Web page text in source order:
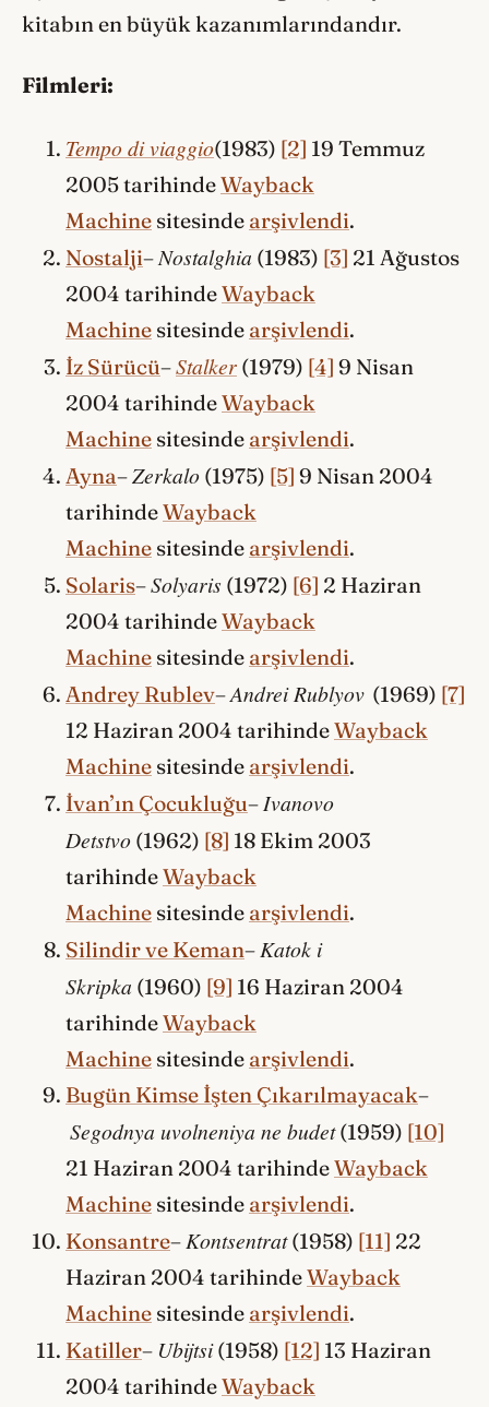
kitabın en büyük kazanımlarındandır.
Filmleri:
Tempo di viaggio(1983) [2] 19 Temmuz
2005 tarihindeWayback
Machine sitesinde arşivlendi.
Nostalji–Nostalghia (1983) [3] 21 Ağustos
2004 tarihindeWayback
Machine sitesinde arşivlendi.
İz Sürücü–Stalker (1979) [4] 9 Nisan
2004 tarihindeWayback
Machine sitesinde arşivlendi.
Ayna–Zerkalo (1975) [5] 9 Nisan 2004
tarihindeWayback
Machine sitesinde arşivlendi.
Solaris–Solyaris (1972) [6] 2 Haziran
2004 tarihindeWayback
Machine sitesinde arşivlendi.
Andrey Rublev–Andrei Rublyov (1969) [7]
12 Haziran 2004 tarihindeWayback
Machine sitesinde arşivlendi.
İvan’ın Çocukluğu– Ivanovo
Detstvo (1962) [8] 18 Ekim 2003
tarihindeWayback
Machine sitesinde arşivlendi.
Silindir ve Keman– Katok i
Skripka (1960) [9] 16 Haziran 2004
tarihindeWayback
Machine sitesinde arşivlendi.
Bugün Kimse İşten Çıkarılmayacak–
Segodnya uvolneniya ne budet(1959) [10]
21 Haziran 2004 tarihindeWayback
Machine sitesinde arşivlendi.
Konsantre– Kontsentrat(1958) [11] 22
Haziran 2004 tarihindeWayback
Machine sitesinde arşivlendi.
Katiller– Ubijtsi(1958) [12] 13 Haziran
2004 tarihindeWayback